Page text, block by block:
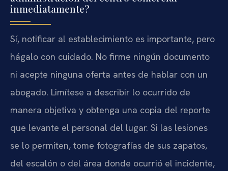
inmediatamente?
Sí, notificar al establecimiento es importante, pero
hágalo con cuidado. No firme ningún documento
ni acepte ninguna oferta antes de hablar con un
abogado. Limítese a describir lo ocurrido de
manera objetiva y obtenga una copia del reporte
que levante el personal del lugar. Si las lesiones
se lo permiten, tome fotografías de sus zapatos,
del escalón o del área donde ocurrió el incidente,